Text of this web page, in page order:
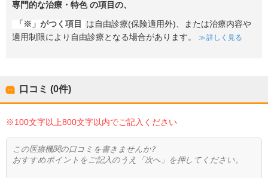
専門的な治療・特色の項目の、
「※」がつく項目
は自由診療(保険適用外)、または治療内容や
適用制限により自由診療となる場合があります。
詳しく見る
口コミ (0件)
※100文字以上800文字以内でご記入ください